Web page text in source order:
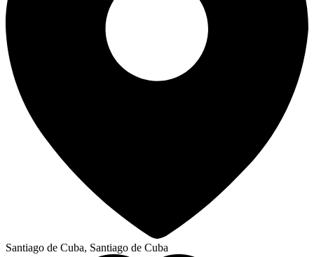
Santiago de Cuba, Santiago de Cuba